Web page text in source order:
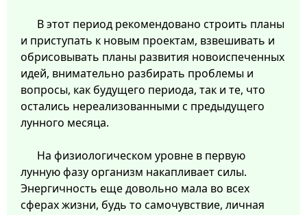
В этот период рекомендовано строить планы
и приступать к новым проектам, взвешивать и
обрисовывать планы развития новоиспеченных
идей, внимательно разбирать проблемы и
вопросы, как будущего периода, так и те, что
остались нереализованными с предыдущего
лунного месяца.
На физиологическом уровне в первую
лунную фазу организм накапливает силы.
Энергичность еще довольно мала во всех
сферах жизни, будь то самочувствие, личная